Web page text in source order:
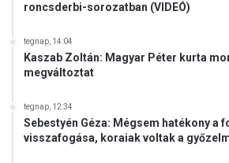
roncsderbi-sorozatban (VIDEÓ)
tegnap, 14:04
Kaszab Zoltán: Magyar Péter kurta
megváltoztat
tegnap, 12:34
Sebestyén Géza: Mégsem hatékony a
visszafogása, koraiak voltak a